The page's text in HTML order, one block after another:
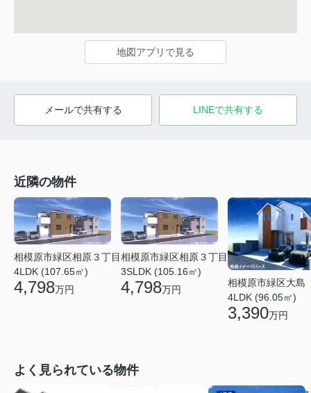
地図アプリで見る
メールで共有する LINEで共有する
近隣の物件
相模原市緑区相原３丁目
4LDK (107.65㎡)
4,798万円
相模原市緑区相原３丁目
3SLDK (105.16㎡)
4,798万円
相模原市緑区大島
4LDK (96.05㎡)
3,390万円
よく見られている物件